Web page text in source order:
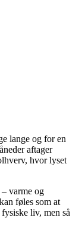
lange og for en
aftager
hvor lyset
varme og
føles som at
liv, men så